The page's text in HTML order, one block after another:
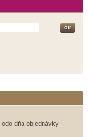
odo dňa objednávky